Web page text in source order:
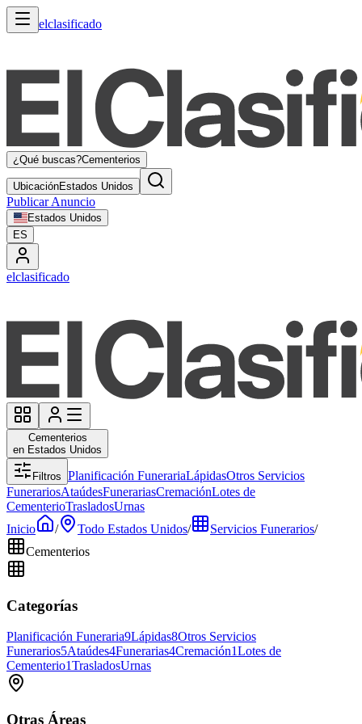
elclasificado
¿Qué buscas?Cementerios
UbicaciónEstados Unidos
Publicar Anuncio
Estados Unidos
ES
elclasificado
Cementerios
en Estados Unidos
Filtros Planificación FunerariaLápidasOtros Servicios
FunerariosAtaúdesFunerariasCremaciónLotes de
CementerioTrasladosUrnas
Inicio
/ Todo Estados Unidos/ Servicios Funerarios/
Cementerios
Categorías
Planificación Funeraria9Lápidas8Otros Servicios
Funerarios5Ataúdes4Funerarias4Cremación1Lotes de
Cementerio1TrasladosUrnas
Otras Áreas